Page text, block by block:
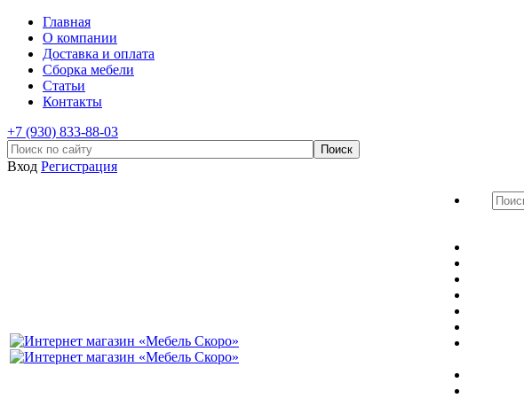
Главная
О компании
Доставка и оплата
Сборка мебели
Статьи
Контакты
+7 (930) 833-88-03
Вход Регистрация